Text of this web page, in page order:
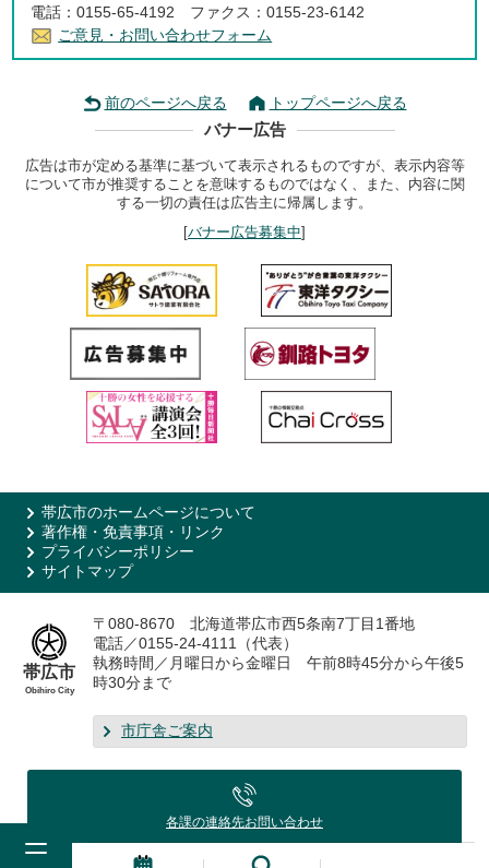
電話：0155-65-4192 ファクス：0155-23-6142
ご意見・お問い合わせフォーム
前のページへ戻る トップページへ戻る
バナー広告
広告は市が定める基準に基づいて表示されるものですが、表示内容等
について市が推奨することを意味するものではなく、また、内容に関
する一切の責任は広告主に帰属します。
[バナー広告募集中]
帯広市のホームページについて
著作権・免責事項・リンク
プライバシーポリシー
サイトマップ
帯広市
Obihiro City
〒080-8670 北海道帯広市西5条南7丁目1番地
電話／0155-24-4111（代表）
執務時間／月曜日から金曜日 午前8時45分から午後5
時30分まで
市庁舎ご案内
各課の連絡先お問い合わせ